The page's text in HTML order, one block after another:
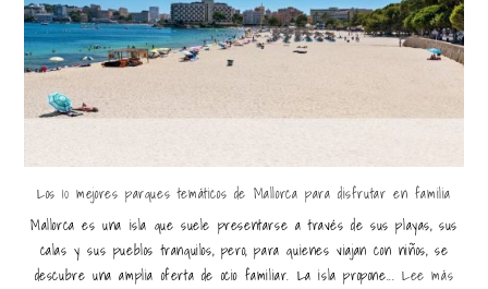
Los 10 mejores parques temáticos de Mallorca para disfrutar en familia
Mallorca es una isla que suele presentarse a través de sus playas, sus
calas y sus pueblos tranquilos, pero, para quienes viajan con niños, se
descubre una amplia oferta de ocio familiar. La isla propone...Lee más